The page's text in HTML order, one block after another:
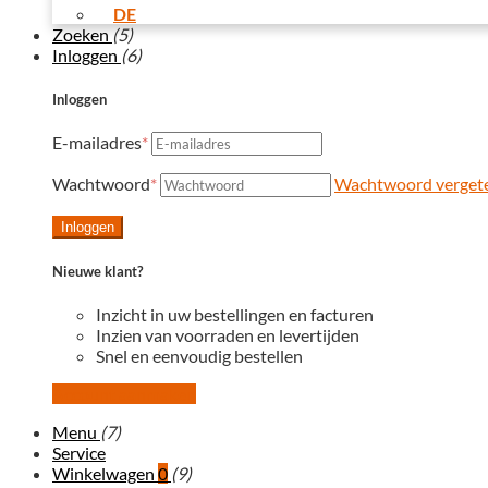
DE
Zoeken(5)
Inloggen (6)
Inloggen
E-mailadres*
Wachtwoord* Wachtwoord
Inloggen
Nieuwe klant?
Inzicht in uw bestellingen en facturen
Inzien van voorraden en levertijden
Snel en eenvoudig bestellen
Menu (7)
Service
Winkelwagen 0 (9)